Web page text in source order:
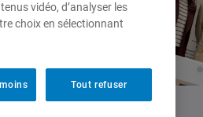
2020, 11 août
vidéo, d’analyser les
choix en sélectionnant
Tout refuser